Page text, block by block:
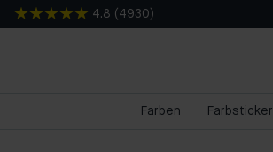
4.8 ( 4930 )
Farben Farbsticker